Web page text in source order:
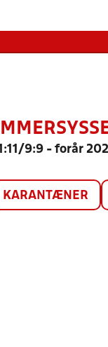
9:9 - forår
KARANTÆNER